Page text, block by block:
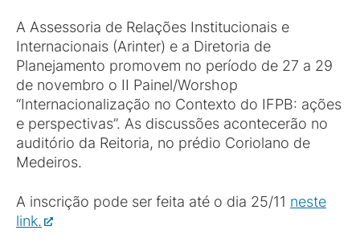
A Assessoria de Relações Institucionais e
Internacionais (Arinter) e a Diretoria de
Planejamento promovem no período de 27 a 29
de novembro o II Painel/Worshop
“Internacionalização no Contexto do IFPB: ações
e perspectivas”. As discussões acontecerão no
auditório da Reitoria, no prédio Coriolano de
Medeiros.
A inscrição pode ser feita até o dia 25/11 neste
link.